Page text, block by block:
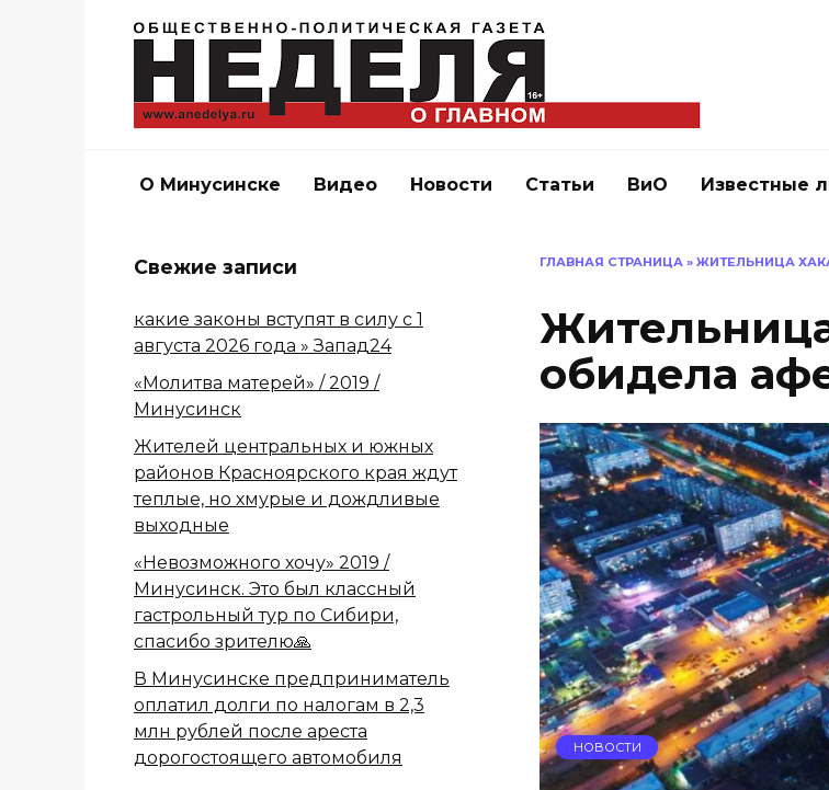
О Минусинске Видео Новости Статьи ВиО Известные
ГЛАВНАЯ СТРАНИЦА » ЖИТЕЛЬНИЦА
Жительница
обидела
НОВОСТИ
Свежие записи
какие законы вступят в силу с 1
августа 2026 года » Запад24
«Молитва матерей» / 2019 /
Минусинск
Жителей центральных и южных
районов Красноярского края ждут
теплые, но хмурые и дождливые
выходные
«Невозможного хочу» 2019 /
Минусинск. Это был классный
гастрольный тур по Сибири,
спасибо зрителю🙏
В Минусинске предприниматель
оплатил долги по налогам в 2,3
млн рублей после ареста
дорогостоящего автомобиля